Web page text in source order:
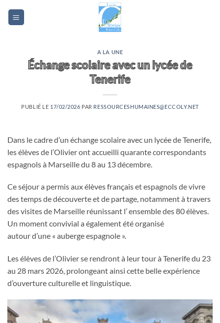
A LA UNE
Échange scolaire avec un lycée de
Tenerife
PUBLIÉ LE 17/02/2026 PAR RESSOURCESHUMAINES@ECCOLY.NET
Dans le cadre d’un échange scolaire avec un lycée de Tenerife,
les élèves de l’Olivier ont accueilli quarante correspondants
espagnols à Marseille du 8 au 13 décembre.
Ce séjour a permis aux élèves français et espagnols de vivre
des temps de découverte et de partage, notamment à travers
des visites de Marseille réunissant l’ ensemble des 80 élèves.
Un moment convivial a également été organisé
autour d’une « auberge espagnole ».
Les élèves de l’Olivier se rendront à leur tour à Tenerife du 23
au 28 mars 2026, prolongeant ainsi cette belle expérience
d’ouverture culturelle et linguistique.